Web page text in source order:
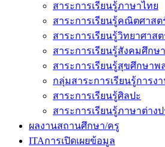
สาระการเรียนรู้ภาษาไทย
สาระการเรียนรู้คณิตศาสต
สาระการเรียนรู้วิทยาศาส
สาระการเรียนรู้สังคมศึก
สาระการเรียนรู้สุขศึกษาพ
กลุ่มสาระการเรียนรู้การง
สาระการเรียนรู้ศิลปะ
สาระการเรียนรู้ภาษาต่างป
ผลงานสถานศึกษา/ครู
ITAการเปิดเผยข้อมูล